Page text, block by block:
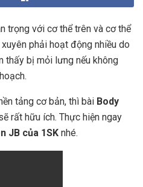
trọng với cơ thể trên và cơ thể
phải hoạt động nhiều do
thấy bị mỏi lưng nếu không
tảng cơ bản, thì bài Body
rất hữu ích. Thực hiện ngay
JB của 1SK nhé.